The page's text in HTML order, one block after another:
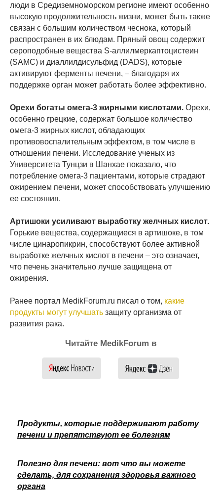
люди в Средиземноморском регионе имеют особенно
высокую продолжительность жизни, может быть также
связан с большим количеством чеснока, который
распространен в их блюдам. Пряный овощ содержит
сероподобные вещества S-аллилмеркаптоцистеин
(SAMC) и диаллилдисульфид (DADS), которые
активируют ферменты печени, – благодаря их
поддержке орган может работать более эффективно.
Орехи богаты омега-3 жирными кислотами. Орехи,
особенно грецкие, содержат большое количество
омега-3 жирных кислот, обладающих
противовоспалительным эффектом, в том числе в
отношении печени. Исследование ученых из
Университета Тунцзи в Шанхае показало, что
потребление омега-3 пациентами, которые страдают
ожирением печени, может способствовать улучшению
ее состояния.
Артишоки усиливают выработку желчных кислот.
Горькие вещества, содержащиеся в артишоке, в том
числе цинаропикрин, способствуют более активной
выработке желчных кислот в печени – это означает,
что печень значительно лучше защищена от
ожирения.
Ранее портал MedikForum.ru писал о том, какие
продукты могут улучшать защиту организма от
развития рака.
Читайте MedikForum в
Продукты, которые поддерживают работу
печени и препятствуют ее болезням
Полезно для печени: вот что вы можете
сделать, для сохранения здоровья важного
органа